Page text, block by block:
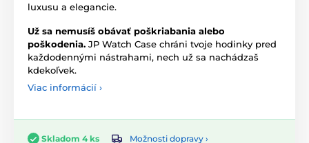
luxusu a elegancie.
Už sa nemusíš obávať poškriabania alebo
poškodenia. JP Watch Case chráni tvoje hodinky pred
každodennými nástrahami, nech už sa nachádzaš
kdekoľvek.
Viac informácií ›
Skladom 4 ks
Možnosti dopravy ›